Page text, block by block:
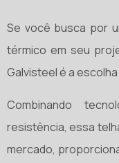
Se você busca por
térmico em seu
Galvisteel é a
Combinando
resistência, essa
mercado,